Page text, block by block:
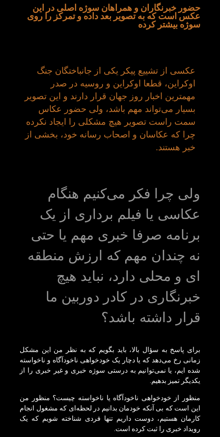
حضور خبرنگاران و همراهان سوژه اصلی در این
عکس است که به تصویر بعد داده و تمرکز را روی
سوژه بیشتر کرده
عکسی از تشییع پیکر یکی از جانباختگان جنگ
اوکراین، قطعا اوکراین و روسیه در صدر
مهمترین اخبار روز جهان قرار دارند و این تصویر
بسیار می‌تواند مهم باشد، ولی حضور عکاس
سمت راست تصویر هیچ مشکلی را ایجاد نکرده
چرا که عکاسان و اصحاب رسانه خود، بخشی از
خبر هستند.
ولی چرا فکر می‌کنیم هنگام
عکاسی یا فیلم برداری از یک
برنامه صرفا خبری مهم یا حتی
نه چندان مهم که ارزش منطقه
ای و محلی دارد، نباید هیچ
خبرنگاری در کادر دوربین ما
قرار داشته باشد؟
برای پاسخ به سؤال بالا، باید بگویم که به نظر من این مشکل
زمانی رخ می‌دهد که یا دچار یک خودخواهی ناخودآگاه و ناخواسته
شده ایم، یا نمی‌توانیم به درستی سوژه خبری و غیر خبری را از
یکدیگر تمیز بدهیم.
منظور از خودخواهی ناخودآگاه یا ناخواسته چیست؟ منظور من
این است که بی آنکه خودمان بدانیم در لحظه‌ای که مشغول انجام
کارمان هستیم، دوست داریم تنها فردی شناخته شویم که یک
رویداد خبری را ثبت کرده است.